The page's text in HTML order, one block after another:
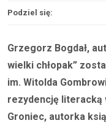
Podziel się:
Grzegorz Bogdał,
wielki chłopak”
im. Witolda
rezydencję literacką
Groniec, autorka